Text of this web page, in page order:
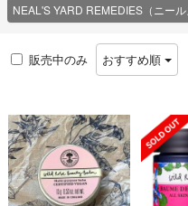
NEAL'S YARD REMEDIES（ニー
販売中のみ おすすめ順